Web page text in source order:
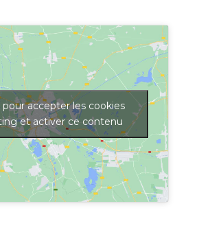
pour accepter les cookies
et activer ce contenu